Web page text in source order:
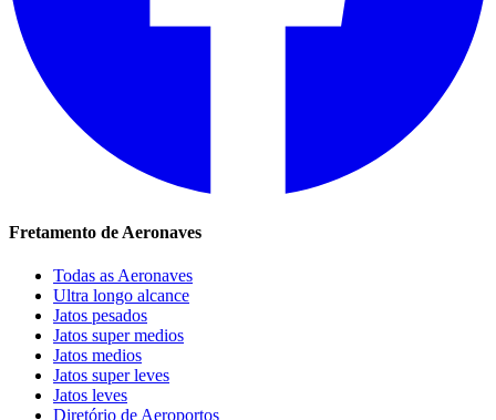
Fretamento de Aeronaves
Todas as Aeronaves
Ultra longo alcance
Jatos pesados
Jatos super medios
Jatos medios
Jatos super leves
Jatos leves
Diretório de Aeroportos